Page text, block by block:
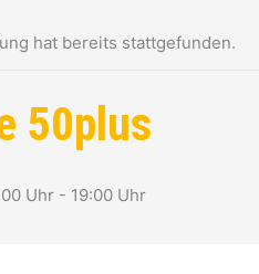
hat bereits stattgefunden.
50plus
Uhr - 19:00 Uhr